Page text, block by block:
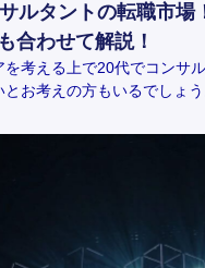
ルタントの転職市場
合わせて解説！
を考える上で20代でコンサ
とお考えの方もいるでしょ